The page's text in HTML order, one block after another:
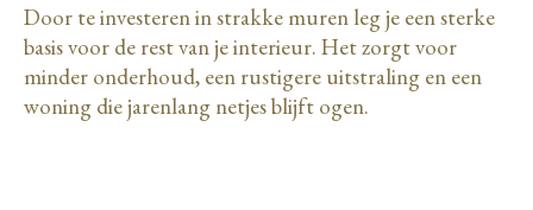
Door te investeren in strakke muren leg je een sterke
basis voor de rest van je interieur. Het zorgt voor
minder onderhoud, een rustigere uitstraling en een
woning die jarenlang netjes blijft ogen.